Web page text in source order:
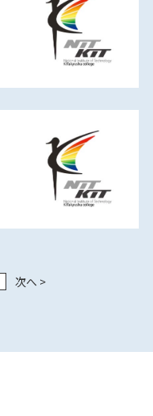
次へ >